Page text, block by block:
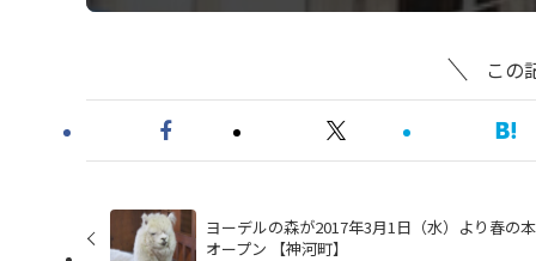
この
ヨーデルの森が2017年3月1日（水）より春の
オープン 【神河町】